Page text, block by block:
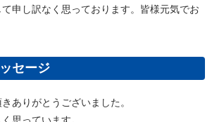
申し訳なく思っております。皆様元気でお
セージ
ありがとうございました。